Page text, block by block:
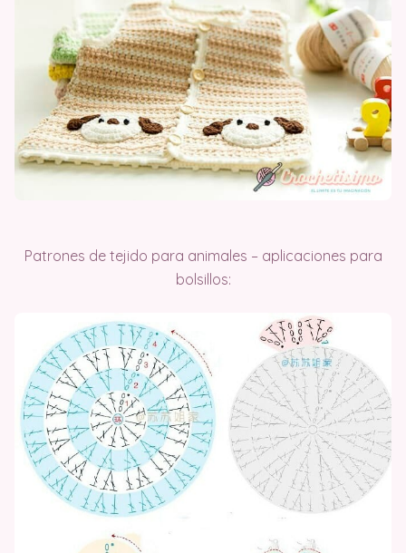
Patrones de tejido para animales – aplicaciones para
bolsillos: